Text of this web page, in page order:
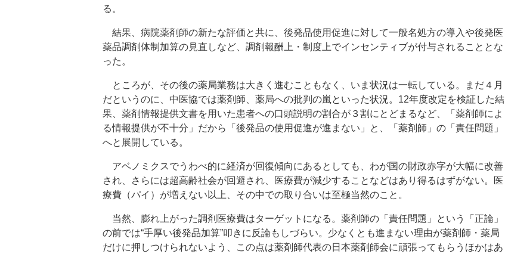
る。
結果、病院薬剤師の新たな評価と共に、後発品使用促進に対して一般名処方の導入や後発医
薬品調剤体制加算の見直しなど、調剤報酬上・制度上でインセンティブが付与されることとな
った。
ところが、その後の薬局業務は大きく進むこともなく、いま状況は一転している。まだ４月
だというのに、中医協では薬剤師、薬局への批判の嵐といった状況。12年度改定を検証した結
果、薬剤情報提供文書を用いた患者への口頭説明の割合が３割にとどまるなど、「薬剤師によ
る情報提供が不十分」だから「後発品の使用促進が進まない」と、「薬剤師」の「責任問題」
へと展開している。
アベノミクスでうわべ的に経済が回復傾向にあるとしても、わが国の財政赤字が大幅に改善
され、さらには超高齢社会が回避され、医療費が減少することなどはあり得るはずがない。医
療費（パイ）が増えない以上、その中での取り合いは至極当然のこと。
当然、膨れ上がった調剤医療費はターゲットになる。薬剤師の「責任問題」という「正論」
の前では“手厚い後発品加算”叩きに反論もしづらい。少なくとも進まない理由が薬剤師・薬局
だけに押しつけられないよう、この点は薬剤師代表の日本薬剤師会に頑張ってもらうほかはあ